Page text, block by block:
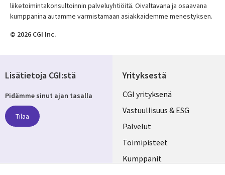
liiketoimintakonsultoinnin palveluyhtiöitä. Oivaltavana ja osaavana
kumppanina autamme varmistamaan asiakkaidemme menestyksen.
© 2026 CGI Inc.
Yrityksestä
Useful
links
FINLAND
CGI yrityksenä
Vastuullisuus & ESG
Palvelut
Toimipisteet
Kumppanit
Lisätietoja CGI:stä
Pidämme sinut ajan tasalla
Tilaa